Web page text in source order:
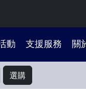
動 支援服務 關
選購